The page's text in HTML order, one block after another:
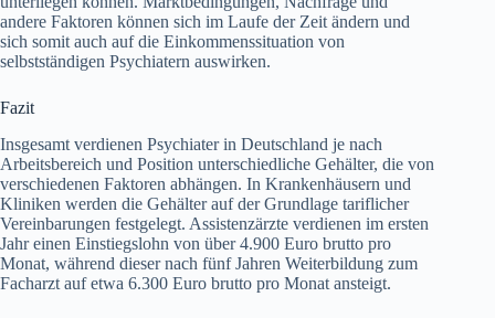
andere Faktoren können sich im Laufe der Zeit ändern und
sich somit auch auf die Einkommenssituation von
selbstständigen Psychiatern auswirken.
Fazit
Insgesamt verdienen Psychiater in Deutschland je nach
Arbeitsbereich und Position unterschiedliche Gehälter, die von
verschiedenen Faktoren abhängen. In Krankenhäusern und
Kliniken werden die Gehälter auf der Grundlage tariflicher
Vereinbarungen festgelegt. Assistenzärzte verdienen im ersten
Jahr einen Einstiegslohn von über 4.900 Euro brutto pro
Monat, während dieser nach fünf Jahren Weiterbildung zum
Facharzt auf etwa 6.300 Euro brutto pro Monat ansteigt.